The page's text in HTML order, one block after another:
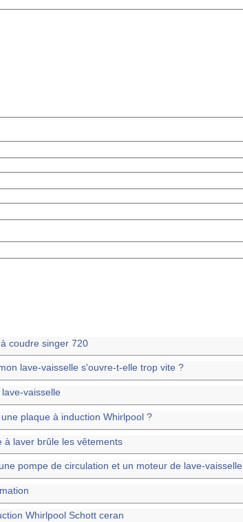
coudre singer 720
lave-vaisselle s'ouvre-t-elle trop vite ?
vaisselle
plaque à induction Whirlpool ?
à laver brûle les vêtements
pompe de circulation et un moteur de lave-vaisselle
Whirlpool Schott ceran